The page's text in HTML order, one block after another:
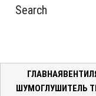
Search
ГЛАВНАЯ
ШУМОГЛУШИТЕЛЬ